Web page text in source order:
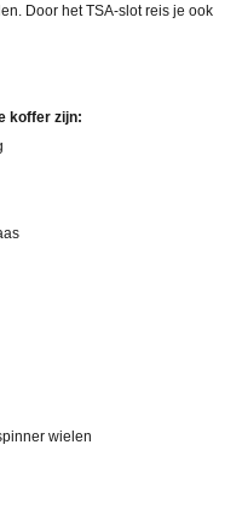
Door het TSA-slot reis je ook
koffer zijn:
wielen